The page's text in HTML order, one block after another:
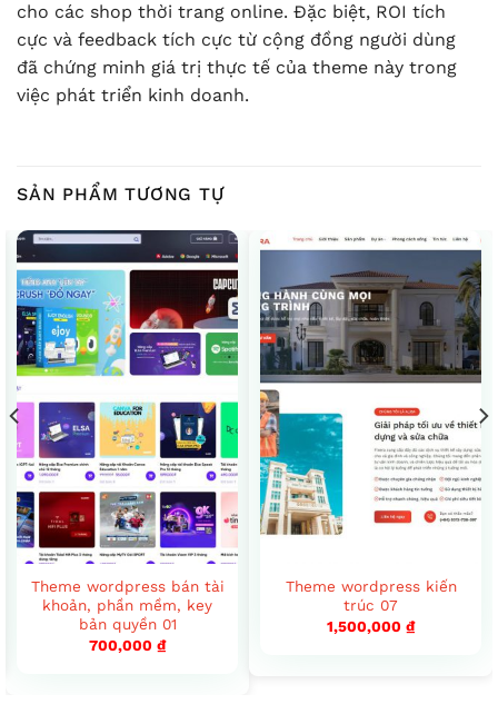
cho các shop thời trang online. Đặc biệt, ROI tích
cực và feedback tích cực từ cộng đồng người dùng
đã chứng minh giá trị thực tế của theme này trong
việc phát triển kinh doanh.
SẢN PHẨM TƯƠNG TỰ
Theme wordpress bán tài
khoản, phần mềm, key
bản quyền 01
700,000 ₫
Theme wordpress kiến
trúc 07
1,500,000 ₫